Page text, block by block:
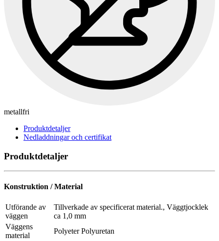
metallfri
Produktdetaljer
Nedladdningar och certifikat
Produktdetaljer
Konstruktion / Material
Utförande av
väggen
Tillverkade av specificerat material., Väggtjocklek
ca 1,0 mm
Väggens
material
Polyeter Polyuretan